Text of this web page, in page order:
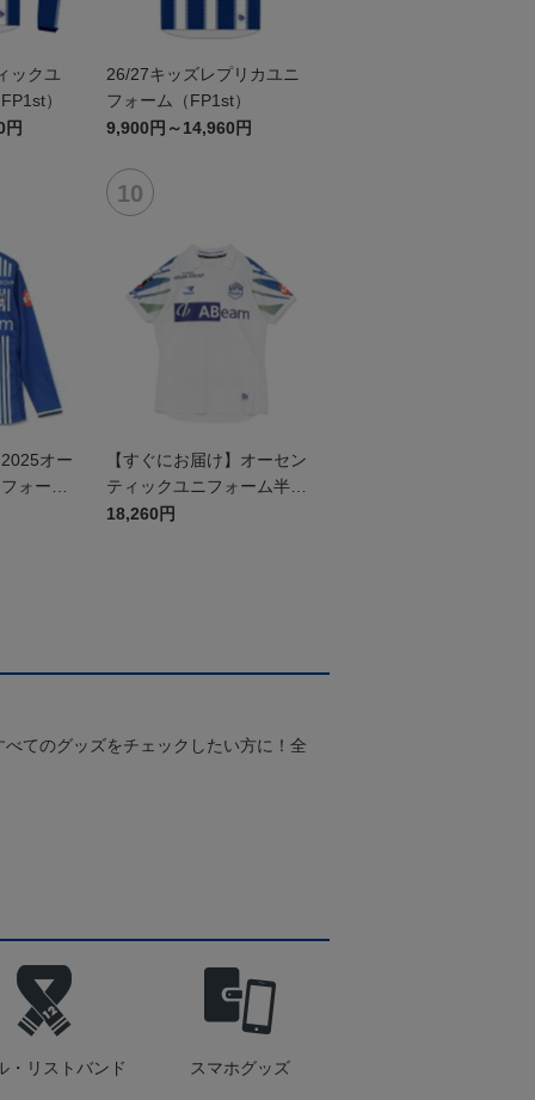
ックユ
）
円
26/27キッズレプリカユニ
フォーム（FP1st）
9,900円～14,960円
オー
ォーム
【すぐにお届け】オーセン
ティックユニフォーム半袖
（2026百年構想リーグ）F
18,260円
てのグッズをチェックしたい方に！全
・リストバンド スマホグッズ